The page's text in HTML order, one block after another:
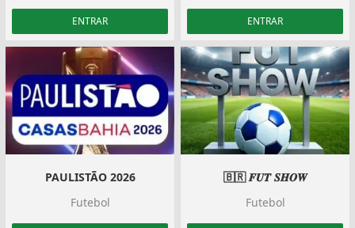
ENTRAR ENTRAR
PAULISTÃO 2026
Futebol
🇧🇷 𝑭𝑼𝑻 𝑺𝑯𝑶𝑾️
Futebol